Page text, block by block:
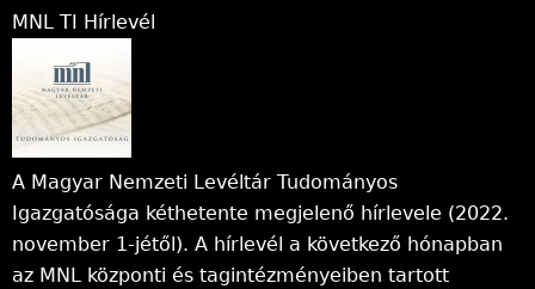
MNL TI Hírlevél
A Magyar Nemzeti Levéltár Tudományos
Igazgatósága kéthetente megjelenő hírlevele (2022.
november 1-jétől). A hírlevél a következő hónapban
az MNL központi és tagintézményeiben tartott